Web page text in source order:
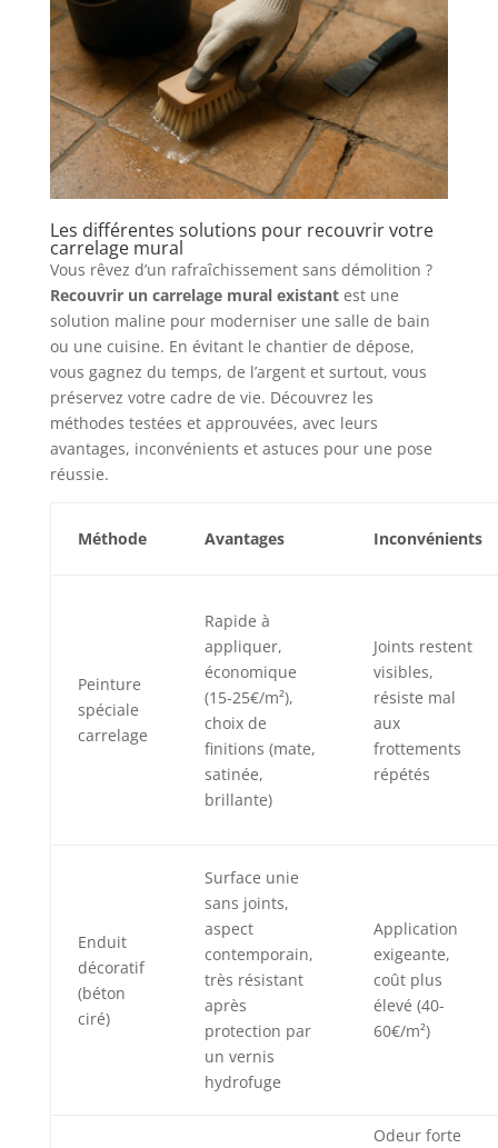
Les différentes solutions pour recouvrir votre
carrelage mural
Vous rêvez d’un rafraîchissement sans démolition ?
Recouvrir un carrelage mural existantest une
solution maline pour moderniser une salle de bain
ou une cuisine. En évitant le chantier de dépose,
vous gagnez du temps, de l’argent et surtout, vous
préservez votre cadre de vie. Découvrez les
méthodes testées et approuvées, avec leurs
avantages, inconvénients et astuces pour une pose
réussie.
Méthode Avantages Inconvénients
Peinture
spéciale
carrelage
Rapide à
appliquer,
économique
(15-25€/m²),
choix de
finitions (mate,
satinée,
brillante)
Joints restent
visibles,
résiste mal
aux
frottements
répétés
Enduit
décoratif
(béton
ciré)
Surface unie
sans joints,
aspect
contemporain,
très résistant
après
protection par
un vernis
hydrofuge
Application
exigeante,
coût plus
élevé (40-
60€/m²)
Odeur forte